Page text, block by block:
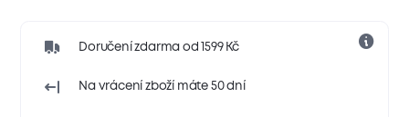
Doručení zdarma od 1599 Kč
Na vrácení zboží máte 50 dní